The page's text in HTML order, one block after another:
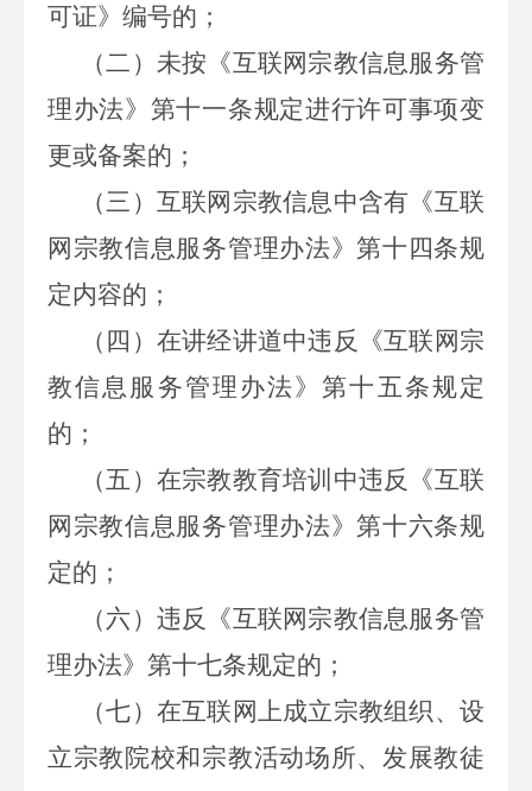
可证》编号的；
（二）未按《互联网宗教信息服务管
理办法》第十一条规定进行许可事项变
更或备案的；
（三）互联网宗教信息中含有《互联
网宗教信息服务管理办法》第十四条规
定内容的；
（四）在讲经讲道中违反《互联网宗
教信息服务管理办法》第十五条规定
的；
（五）在宗教教育培训中违反《互联
网宗教信息服务管理办法》第十六条规
定的；
（六）违反《互联网宗教信息服务管
理办法》第十七条规定的；
（七）在互联网上成立宗教组织、设
立宗教院校和宗教活动场所、发展教徒